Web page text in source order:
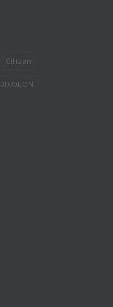
Citizen
BIXOLON